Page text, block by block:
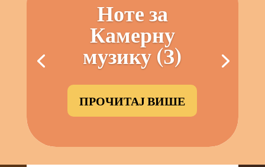
Ноте за
Камерну
музику (З)
ПРОЧИТАЈ ВИШЕ